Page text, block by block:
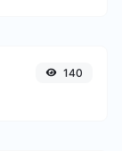
140